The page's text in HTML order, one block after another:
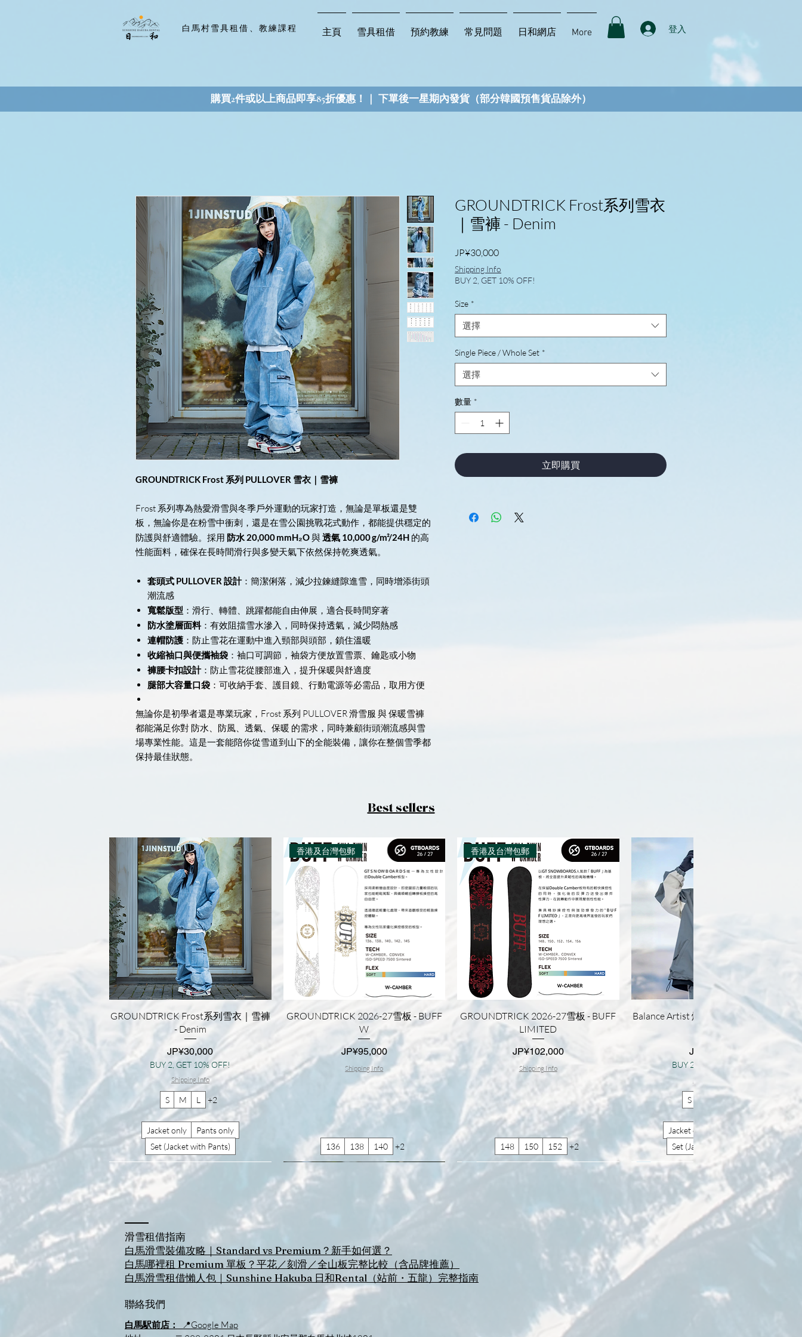
​白馬村雪具租借、教練課程 主頁 雪具租借 預約教練 常見問題 日和網店 More 登入
購買2件或以上商品即享85折優惠！｜ 下單後一星期內發貨（部分韓國預售貨品除外）
GROUNDTRICK Frost 系列 PULLOVER 雪衣｜雪褲
Frost 系列專為熱愛滑雪與冬季戶外運動的玩家打造，無論是單板還是雙
板，無論你是在粉雪中衝刺，還是在雪公園挑戰花式動作，都能提供穩定的
防護與舒適體驗。採用 防水 20,000 mmH₂O與透氣 10,000 g/m²/24H 的高
性能面料，確保在長時間滑行與多變天氣下依然保持乾爽透氣。
套頭式 PULLOVER 設計：簡潔俐落，減少拉鍊縫隙進雪，同時增添街頭
潮流感
寬鬆版型 ：滑行、轉體、跳躍都能自由伸展，適合長時間穿著
防水塗層面料：有效阻擋雪水滲入，同時保持透氣，減少悶熱感
連帽防護 ：防止雪花在運動中進入頸部與頭部，鎖住溫暖
收縮袖口與便攜袖袋 ：袖口可調節，袖袋方便放置雪票、鑰匙或小物
褲腰卡扣設計：防止雪花從腰部進入，提升保暖與舒適度
腿部大容量口袋 ：可收納手套、護目鏡、行動電源等必需品，取用方便
無論你是初學者還是專業玩家，Frost 系列 PULLOVER 滑雪服 與 保暖雪褲
都能滿足你對 防水、防風、透氣、保暖 的需求，同時兼顧街頭潮流感與雪
場專業性能。這是一套能陪你從雪道到山下的全能裝備，讓你在整個雪季都
保持最佳狀態。
GROUNDTRICK Frost系列雪衣
｜雪褲 - Denim
JP¥30,000價格
Shipping Info
BUY 2, GET 10% OFF!
Size *
選擇
Single Piece / Whole Set *
選擇
數量 *
立即購買
Best sellers
快速瀏覽
GROUNDTRICK Frost系列雪衣｜雪褲
- Denim
價格
JP¥30,000
BUY 2, GET 10% OFF!
Shipping Info
S M L +2
Jacket only
Pants only
Set (Jacket with Pants)
快速瀏覽
香港及台灣包郵
GROUNDTRICK 2026-27雪板 - BUFF
W
價格
JP¥95,000
Shipping Info
136 138 140 +2
快速瀏覽
香港及台灣包郵
GROUNDTRICK 2026-27雪板 - BUFF
LIMITED
價格
JP¥102,000
Shipping Info
148 150 152 +2
快速瀏覽
Balance Artist 燈芯絨系列雪衣｜雪褲 -
價格
JP¥28,000
BUY 2, GET 10% OFF!
Shipping Info
S M +1
Jacket only
Pants only
Set (Jacket with Pants)
香港及台灣包郵 香港及台灣包郵
​滑雪租借指南
白馬滑雪裝備攻略｜Standard vs Premium？新手如何選？
白馬哪裡租 Premium 單板？平花／刻滑／全山板完整比較（含品牌推薦）
白馬滑雪租借懶人包｜Sunshine Hakuba 日和Rental（站前・五龍）完整指南
聯絡我們
白馬駅前店：
📍Google Map